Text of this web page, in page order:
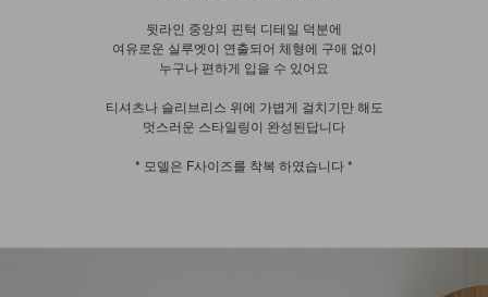
뒷라인 중앙의 핀턱 디테일 덕분에
여유로운 실루엣이 연출되어 체형에 구애 없이
누구나 편하게 입을 수 있어요
티셔츠나 슬리브리스 위에 가볍게 걸치기만 해도
멋스러운 스타일링이 완성된답니다
* 모델은 F사이즈를 착복 하였습니다 *